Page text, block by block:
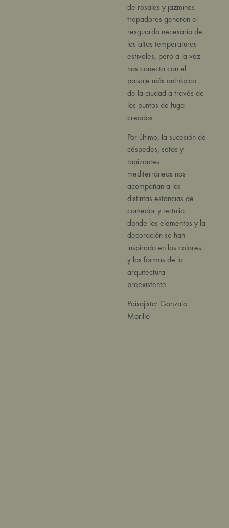
de rosales y jazmines
trepadores generan el
resguardo necesario de
las altas temperaturas
estivales, pero a la vez
nos conecta con el
paisaje más antrópico
de la ciudad a través de
los puntos de fuga
creados.
Por último, la sucesión de
céspedes, setos y
tapizantes
mediterráneas nos
acompañan a las
distintas estancias de
comedor y tertulia
donde los elementos y la
decoración se han
inspirado en los colores
y las formas de la
arquitectura
preexistente.
Paisajista: Gonzalo
Morillo